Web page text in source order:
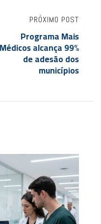
PRÓXIMO POST
Programa Mais
Médicos alcança 99%
de adesão dos
municípios